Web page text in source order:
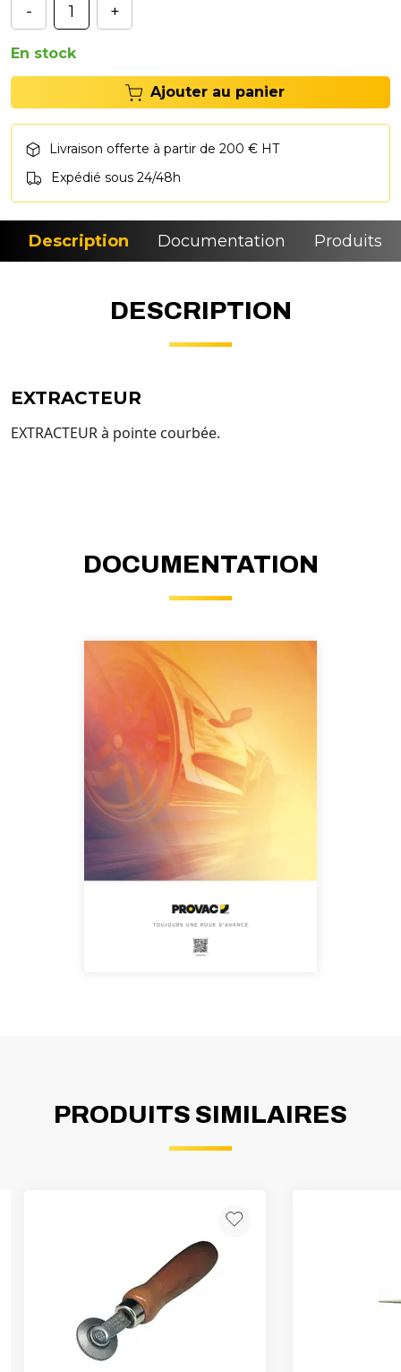
- +
En stock
Ajouter au panier
Livraison offerte à partir de 200 € HT
Expédié sous 24/48h
Description Documentation Produits
DESCRIPTION
EXTRACTEUR
EXTRACTEUR à pointe courbée.
DOCUMENTATION
PRODUITS SIMILAIRES